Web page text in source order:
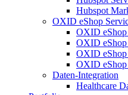
Hubspot
OXID eShop
OXID
OXID eShop
OXID eShop
OXID eShop
Daten-Integration
Healthcare